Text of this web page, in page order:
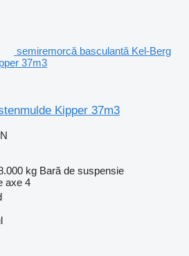
semiremorcă basculantă Kel-Berg
37m3
Kipper 37m3
kg Bară de suspensie
axe 4